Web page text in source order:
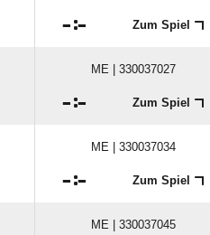
: Zum Spiel
ME | 330037027
: Zum Spiel
ME | 330037034
: Zum Spiel
ME | 330037045